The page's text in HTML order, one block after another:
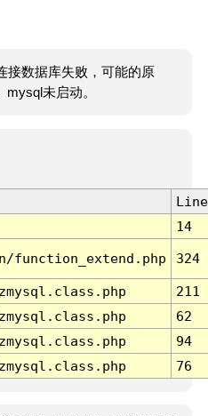
接数据库失败，可能的原
未启动。
Line
14
function_extend.php 324
211
62
94
76